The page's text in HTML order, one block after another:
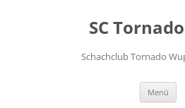
SC
Schachclub Tornado
Menü